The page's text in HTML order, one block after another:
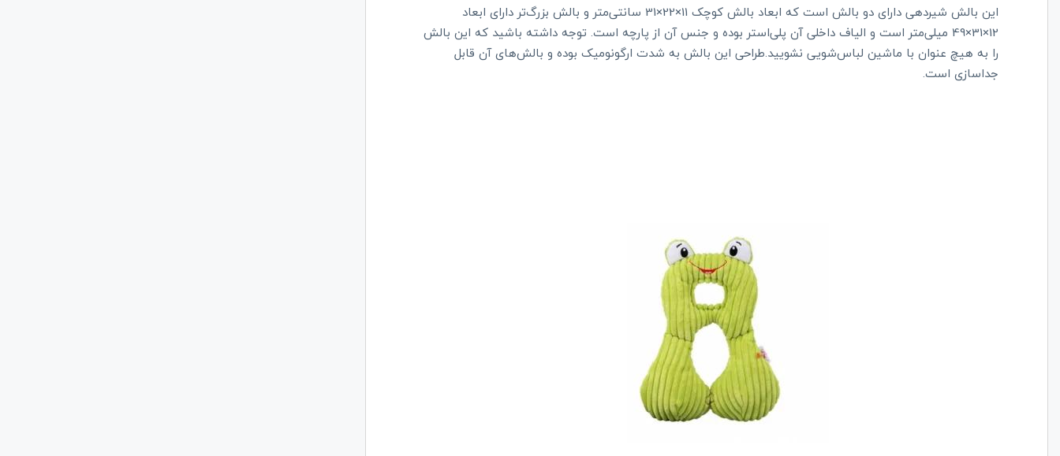
این بالش شیردهی دارای دو بالش است که ابعاد بالش کوچک 11×22×31 سانتی‌متر و بالش بزرگ‌تر دارای ابعاد
12×31×49 میلی‌متر است و الیاف داخلی آن پلی‌استر بوده و جنس آن از پارچه‌ است. توجه داشته باشید که این بالش
را به هیچ عنوان با ماشین لباس‌شویی نشویید‌.طراحی این بالش به شدت ارگونومیک بوده و بالش‌های آن قابل
جداسازی است.